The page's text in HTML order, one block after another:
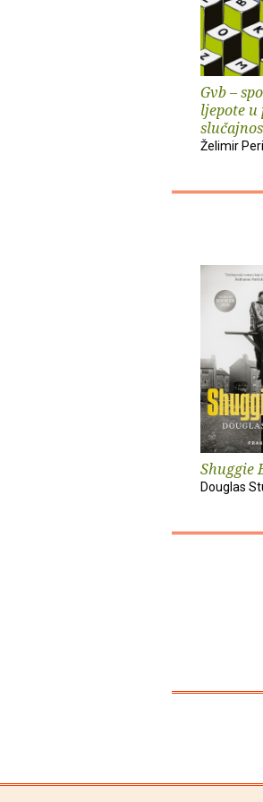
Gvb –
ljepote
Želimir
Shuggie
Douglas